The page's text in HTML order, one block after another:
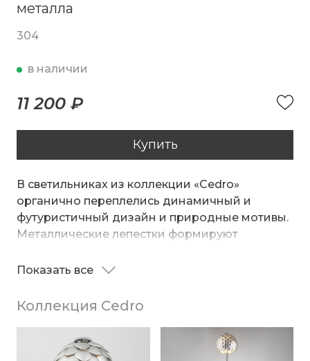
металла
304
в наличии
11 200 ₽
Купить
В светильниках из коллекции «Cedro»
органично переплелись динамичный и
футуристичный дизайн и природные мотивы.
Металлические лепестки формируют
придутся по вкусу ценителям оригинальных
интерьер.
Показать все
Коллекция Cedro